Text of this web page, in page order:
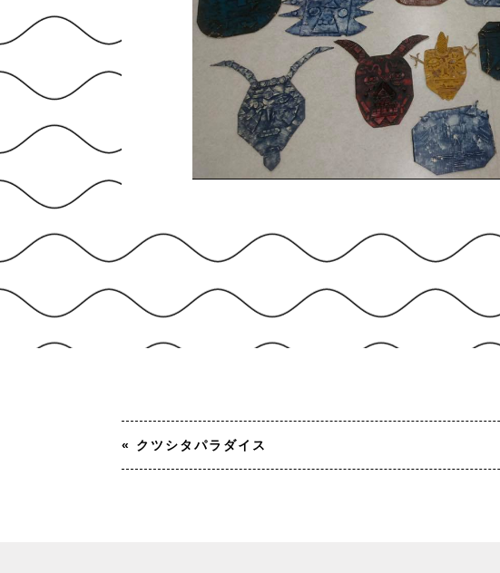
« クツシタパラダイス